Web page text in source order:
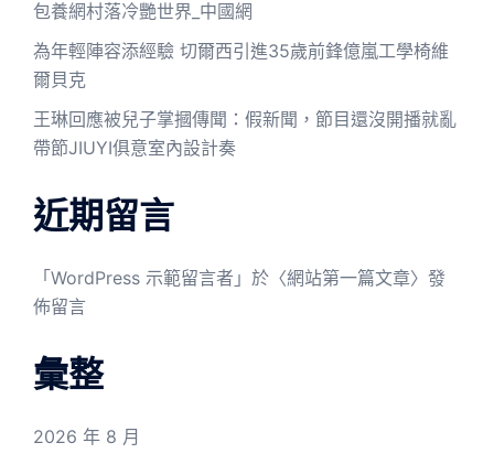
包養網村落冷艷世界_中國網
為年輕陣容添經驗 切爾西引進35歲前鋒億嵐工學椅維
爾貝克
王琳回應被兒子掌摑傳聞：假新聞，節目還沒開播就亂
帶節JIUYI俱意室內設計奏
近期留言
「 WordPress 示範留言者 」於〈網站第一篇文章〉發
佈留言
彙整
2026 年 8 月